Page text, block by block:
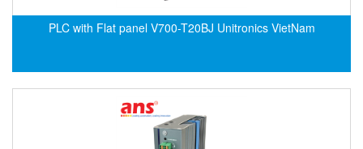
DUCATI
Dukin Besko
PLC with Flat panel V700-T20BJ Unitronics VietNam